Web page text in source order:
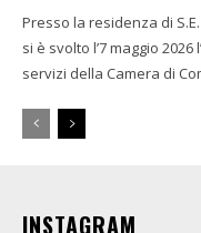
Presso la residenza di
si è svolto l’7 maggio
servizi della Camera di
INSTAGRAM